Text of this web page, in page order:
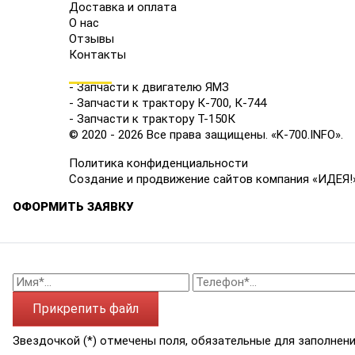
Доставка и оплата
О нас
Отзывы
Контакты
- Запчасти к двигателю ЯМЗ
- Запчасти к трактору К-700, К-744
- Запчасти к трактору Т-150К
© 2020 - 2026 Все права защищены. «K-700.INFO».
Политика конфиденциальности
Создание и продвижение сайтов компания
ОФОРМИТЬ ЗАЯВКУ
Прикрепить файл
Звездочкой (*) отмечены поля, обязательные для